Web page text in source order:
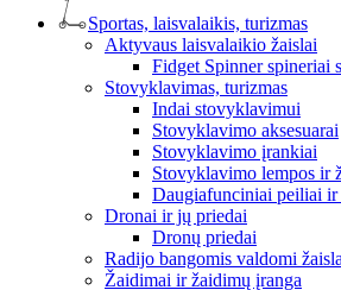
Sportas, laisvalaikis, turizmas
Aktyvaus laisvalaikio žaislai
Fidget Spinner spineriai
Stovyklavimas, turizmas
Indai stovyklavimui
Stovyklavimo aksesuarai
Stovyklavimo įrankiai
Stovyklavimo lempos ir
Daugiafunciniai peiliai ir
Dronai ir jų priedai
Dronų priedai
Radijo bangomis valdomi
Žaidimai ir žaidimų įranga